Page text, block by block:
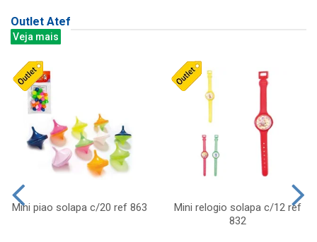
Outlet Atef
Veja mais
Mini piao solapa c/20 ref 863
Mini relogio solapa c/12 ref
832